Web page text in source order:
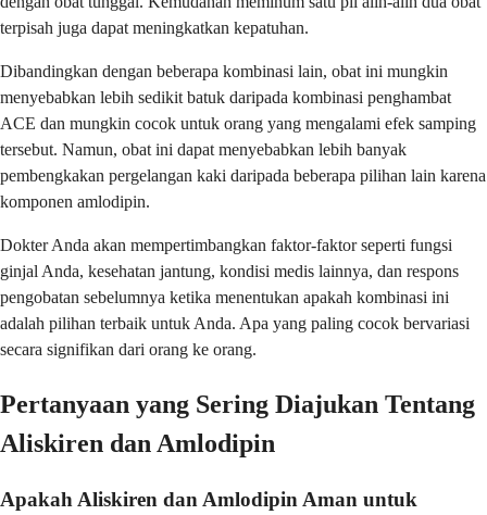
terpisah juga dapat meningkatkan kepatuhan.
Dibandingkan dengan beberapa kombinasi lain, obat ini mungkin
menyebabkan lebih sedikit batuk daripada kombinasi penghambat
ACE dan mungkin cocok untuk orang yang mengalami efek samping
tersebut. Namun, obat ini dapat menyebabkan lebih banyak
pembengkakan pergelangan kaki daripada beberapa pilihan lain karena
komponen amlodipin.
Dokter Anda akan mempertimbangkan faktor-faktor seperti fungsi
ginjal Anda, kesehatan jantung, kondisi medis lainnya, dan respons
pengobatan sebelumnya ketika menentukan apakah kombinasi ini
adalah pilihan terbaik untuk Anda. Apa yang paling cocok bervariasi
secara signifikan dari orang ke orang.
Pertanyaan yang Sering Diajukan Tentang
Aliskiren dan Amlodipin
Apakah Aliskiren dan Amlodipin Aman untuk